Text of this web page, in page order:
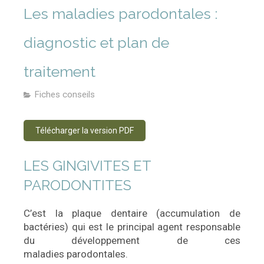
Les maladies parodontales :
diagnostic et plan de
traitement
Fiches conseils
Télécharger la version PDF
LES GINGIVITES ET
PARODONTITES
C’est la plaque dentaire (accumulation de
bactéries) qui est le principal agent responsable
du développement de ces
maladies parodontales.